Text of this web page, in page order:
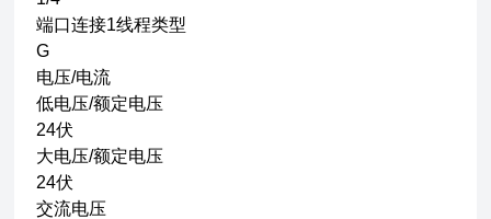
端口连接1线程类型
G
电压/电流
低电压/额定电压
24伏
大电压/额定电压
24伏
交流电压